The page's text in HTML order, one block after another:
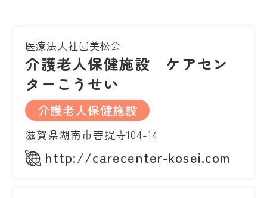
医療法人社団美松会
介護老人保健施設 ケアセン
ターこうせい
介護老人保健施設
滋賀県湖南市菩提寺104-14
http://carecenter-kosei.com